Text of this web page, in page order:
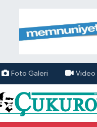
Foto Galeri Video
Eczaneler
Durumu
Vakitleri
Yoğunluk Haritası